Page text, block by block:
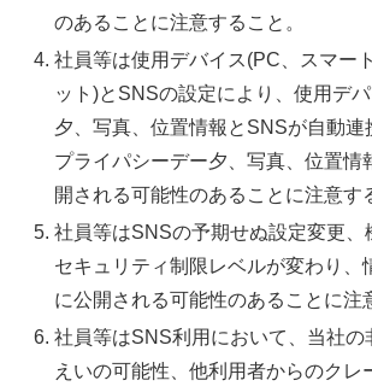
のあることに注意すること。
社員等は使用デバイス(PC、スマー
ット)とSNSの設定により、使用デ
夕、写真、位置情報とSNSが自動連
プライパシーデー夕、写真、位置情
開される可能性のあることに注意す
社員等はSNSの予期せぬ設定変更、
セキュリティ制限レベルが変わり、
に公開される可能性のあることに注
社員等はSNS利用において、当社の
えいの可能性、他利用者からのクレ